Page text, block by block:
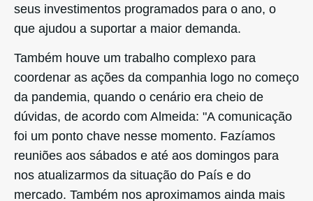
seus investimentos programados para o ano, o
que ajudou a suportar a maior demanda.
Também houve um trabalho complexo para
coordenar as ações da companhia logo no começo
da pandemia, quando o cenário era cheio de
dúvidas, de acordo com Almeida: "A comunicação
foi um ponto chave nesse momento. Fazíamos
reuniões aos sábados e até aos domingos para
nos atualizarmos da situação do País e do
mercado. Também nos aproximamos ainda mais